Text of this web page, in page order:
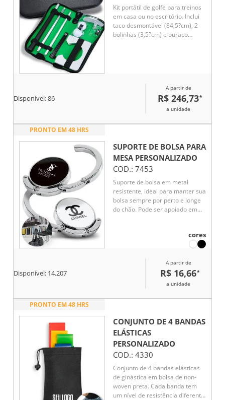
Kit portátil de golfe para treinos
em casa ou no escritório. Inclui
taco desmontável (84,5?cm), 2
bolinhas (3,5?cm) e buraco
Disponível:86
A partir de
R$ 246,73*
a unidade
PRONTO EM 48 HRS
SUPORTE DE BOLSA PARA
MESAPERSONALIZADO
COD.: 7453
Suporte de bolsa em metal
resistente, ideal para manter sua
bolsa sempre por perto e longe
do chão. Pode ser apoiado em
recolhe-se de forma compacta e
ímã discreto e funcional.
cores
Disponível: 14.207
A partir de
R$ 16,66*
a unidade
PRONTO EM 48 HRS
CONJUNTO DE 4 BANDAS
ELÁSTICAS
PERSONALIZADO
COD.: 4330
Conjunto de 4 bandas elásticas
de ginástica em bolsa de non-
woven preta. Cada banda tem
um nível de resistência diferente: